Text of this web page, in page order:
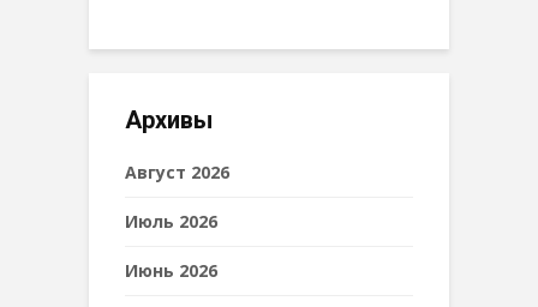
Архивы
Август 2026
Июль 2026
Июнь 2026